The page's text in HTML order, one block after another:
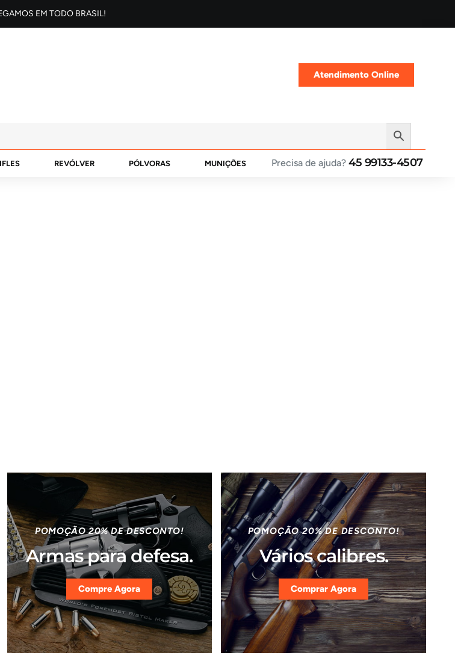
EM TODO BRASIL!
Atendimento Online
REVÓLVER PÓLVORAS MUNIÇÕES Precisa de ajuda? 45 99133-4507
POMOÇÃO 20% DE DESCONTO!
Armas para defesa.
Compre Agora
POMOÇÃO 20% DE DESCONTO!
Vários calibres.
Comprar Agora